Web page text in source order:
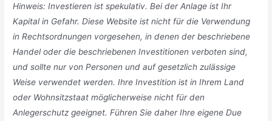
Hinweis: Investieren ist spekulativ. Bei der Anlage ist Ihr
Kapital in Gefahr. Diese Website ist nicht für die Verwendung
in Rechtsordnungen vorgesehen, in denen der beschriebene
Handel oder die beschriebenen Investitionen verboten sind,
und sollte nur von Personen und auf gesetzlich zulässige
Weise verwendet werden. Ihre Investition ist in Ihrem Land
oder Wohnsitzstaat möglicherweise nicht für den
Anlegerschutz geeignet. Führen Sie daher Ihre eigene Due